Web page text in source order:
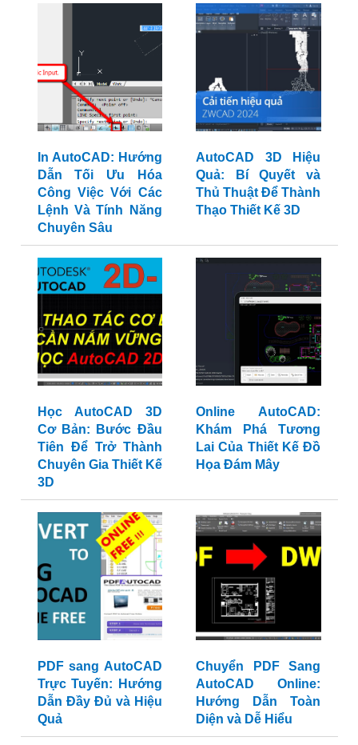
In AutoCAD: Hướng
Dẫn Tối Ưu Hóa
Công Việc Với Các
Lệnh Và Tính Năng
Chuyên Sâu
AutoCAD 3D Hiệu
Quả: Bí Quyết và
Thủ Thuật Để Thành
Thạo Thiết Kế 3D
Học AutoCAD 3D
Cơ Bản: Bước Đầu
Tiên Để Trở Thành
Chuyên Gia Thiết Kế
3D
Online AutoCAD:
Khám Phá Tương
Lai Của Thiết Kế Đồ
Họa Đám Mây
PDF sang AutoCAD
Trực Tuyến: Hướng
Dẫn Đầy Đủ và Hiệu
Quả
Chuyển PDF Sang
AutoCAD Online:
Hướng Dẫn Toàn
Diện và Dễ Hiểu